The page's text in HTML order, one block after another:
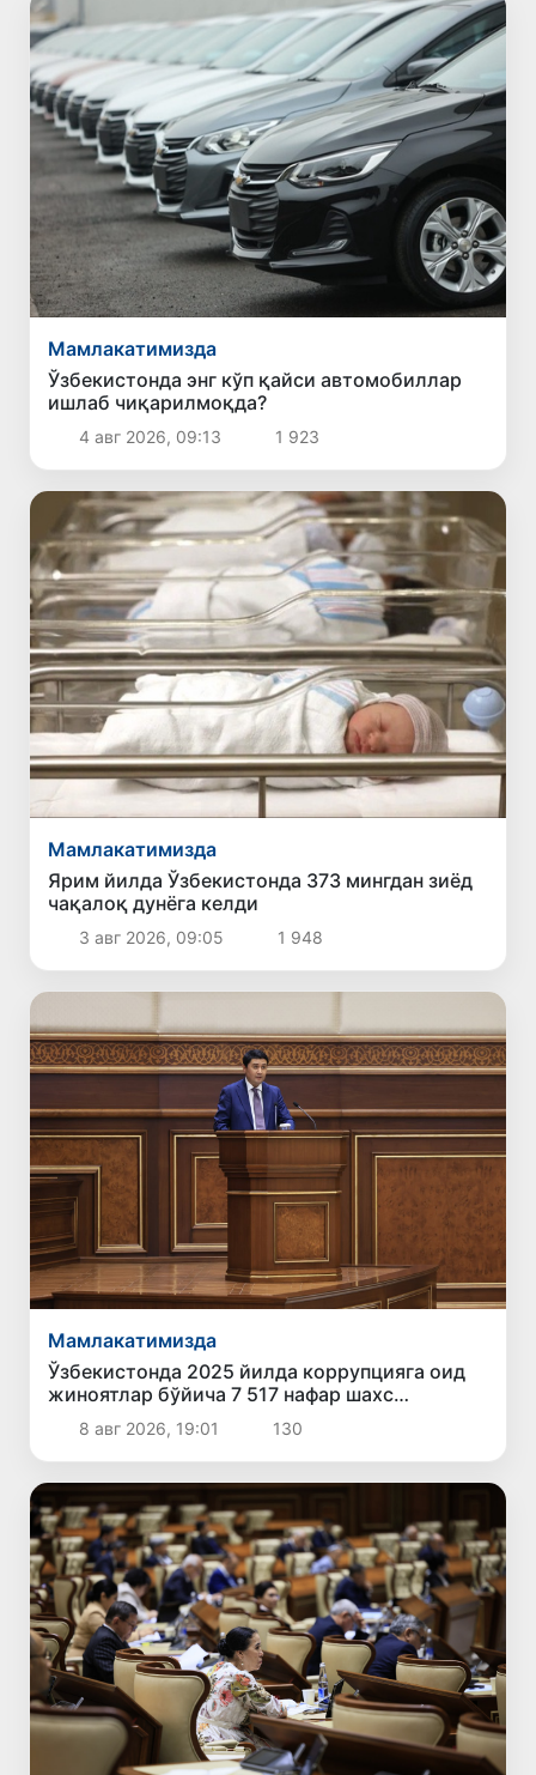
Мамлакатимизда
Ўзбекистонда энг кўп қайси автомобиллар
ишлаб чиқарилмоқда?
4 авг 2026, 09:13 1 923
Мамлакатимизда
Ярим йилда Ўзбекистонда 373 мингдан зиёд
чақалоқ дунёга келди
3 авг 2026, 09:05 1 948
Мамлакатимизда
Ўзбекистонда 2025 йилда коррупцияга оид
жиноятлар бўйича 7 517 нафар шахс
жавобгарликка тортилган
8 авг 2026, 19:01 130